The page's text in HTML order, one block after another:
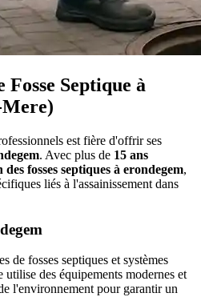
Fosse Septique à
est fière d'offrir ses
. Avec plus de 15 ans
fosses septiques à erondegem,
liés à l'assainissement dans
de fosses septiques et systèmes
utilise des équipements modernes et
l'environnement pour garantir un